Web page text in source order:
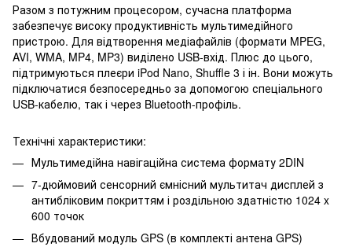
Разом з потужним процесором, сучасна платформа
забезпечує високу продуктивність мультимедійного
пристрою. Для відтворення медіафайлів (формати MPEG,
AVI, WMA, MP4, MP3) виділено USB-вхід. Плюс до цього,
підтримуються плеєри iPod Nano, Shuffle 3 і ін. Вони можуть
підключатися безпосередньо за допомогою спеціального
USB-кабелю, так і через Bluetooth-профіль.
Технічні характеристики:
Мультимедійна навігаційна система формату 2DIN
7-дюймовий сенсорний ємнісний мультитач дисплей з
антибліковим покриттям і роздільною здатністю 1024 x
600 точок
Вбудований модуль GPS (в комплекті антена GPS)